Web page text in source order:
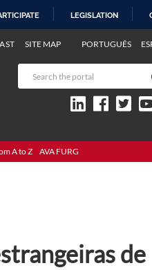
LEGISLATION
PORTUGUÊS
SITE MAP
A to Z AVA FURG
de